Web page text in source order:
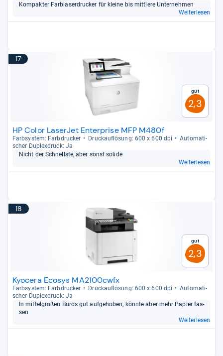
Kom­pak­ter Farbla­ser­dru­cker für kleine bis mitt­lere Unter­neh­men
Weiterlesen
17
Gut
2,3
HP Color LaserJet Enterprise MFP M480f
Farb­sys­tem: Farb­dru­cker Druck­auf­lö­sung: 600 x 600 dpi
Auto­ma­ti­
scher Duplex­druck: Ja
Nicht der Schnellste, aber sonst solide
Weiterlesen
18
Gut
2,3
Kyocera Ecosys MA2100cwfx
Farb­sys­tem: Farb­dru­cker Druck­auf­lö­sung: 600 x 600 dpi
Auto­ma­ti­
scher Duplex­druck: Ja
In mit­tel­großen Büros gut auf­ge­ho­ben, könnte aber mehr Papier fas­
sen
Weiterlesen